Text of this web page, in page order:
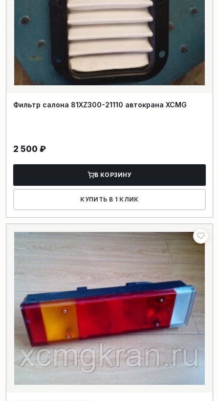
Фильтр салона 81XZ300-21110 автокрана XCMG
2 500 ₽
В КОРЗИНУ
КУПИТЬ В 1 КЛИК